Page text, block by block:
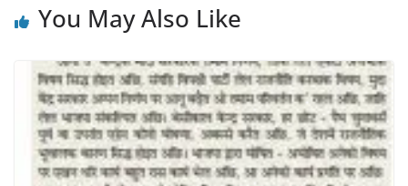
You May Also Like